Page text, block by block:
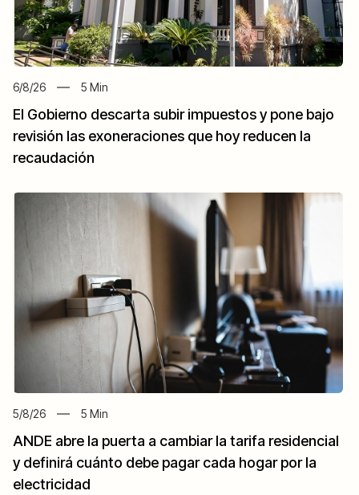
6/8/26 5 Min
El Gobierno descarta subir impuestos y pone bajo
revisión las exoneraciones que hoy reducen la
recaudación
5/8/26 5 Min
ANDE abre la puerta a cambiar la tarifa residencial
y definirá cuánto debe pagar cada hogar por la
electricidad